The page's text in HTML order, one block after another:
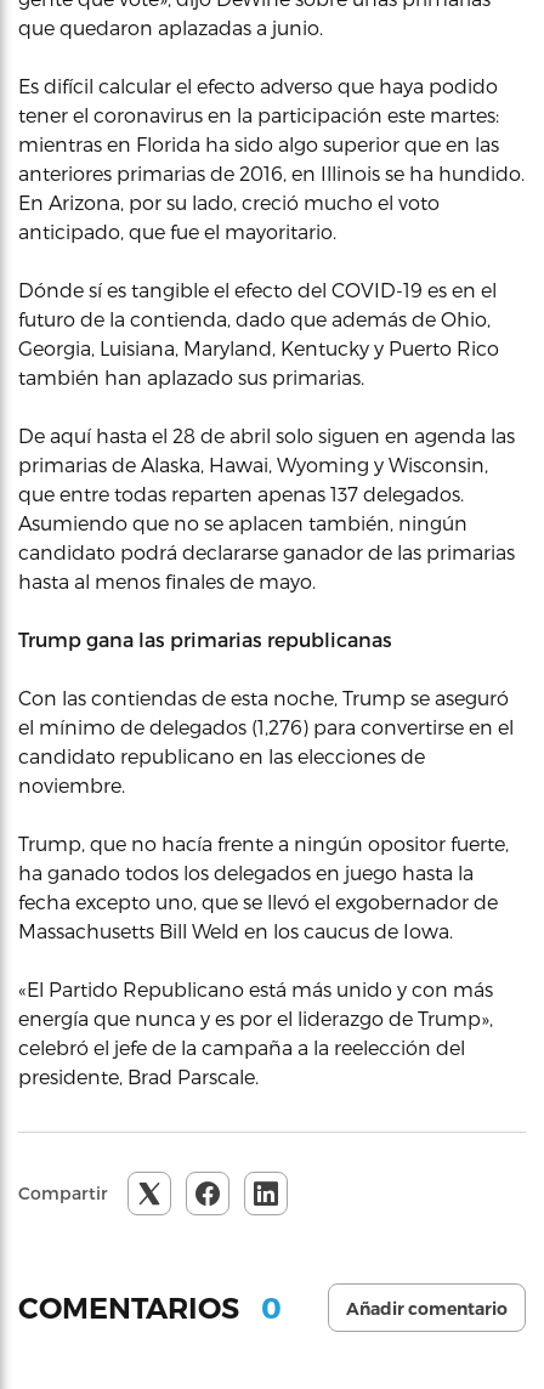
que quedaron aplazadas a junio.
Es difícil calcular el efecto adverso que haya podido
tener el coronavirus en la participación este martes:
mientras en Florida ha sido algo superior que en las
anteriores primarias de 2016, en Illinois se ha hundido.
En Arizona, por su lado, creció mucho el voto
anticipado, que fue el mayoritario.
Dónde sí es tangible el efecto del COVID-19 es en el
futuro de la contienda, dado que además de Ohio,
Georgia, Luisiana, Maryland, Kentucky y Puerto Rico
también han aplazado sus primarias.
De aquí hasta el 28 de abril solo siguen en agenda las
primarias de Alaska, Hawai, Wyoming y Wisconsin,
que entre todas reparten apenas 137 delegados.
Asumiendo que no se aplacen también, ningún
candidato podrá declararse ganador de las primarias
hasta al menos finales de mayo.
Trump gana las primarias republicanas
Con las contiendas de esta noche, Trump se aseguró
el mínimo de delegados (1,276) para convertirse en el
candidato republicano en las elecciones de
noviembre.
Trump, que no hacía frente a ningún opositor fuerte,
ha ganado todos los delegados en juego hasta la
fecha excepto uno, que se llevó el exgobernador de
Massachusetts Bill Weld en los caucus de Iowa.
«El Partido Republicano está más unido y con más
energía que nunca y es por el liderazgo de Trump»,
celebró el jefe de la campaña a la reelección del
presidente, Brad Parscale.
Compartir
COMENTARIOS 0 Añadir comentario